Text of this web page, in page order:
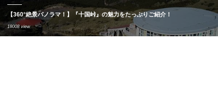
【360°絶景パノラマ！】『十国峠』の魅力をたっぷりご紹介！
18008 view